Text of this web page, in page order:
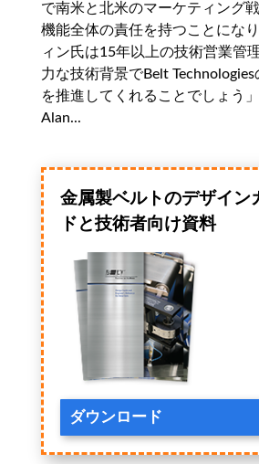
で南米と北米のマーケティング
機能全体の責任を持つことにな
ィン氏は15年以上の技術営業管
力な技術背景でBelt
を推進してくれることでしょう
Alan...
金属製ベルトのデザイン
ドと技術者向け資料
ダウンロード